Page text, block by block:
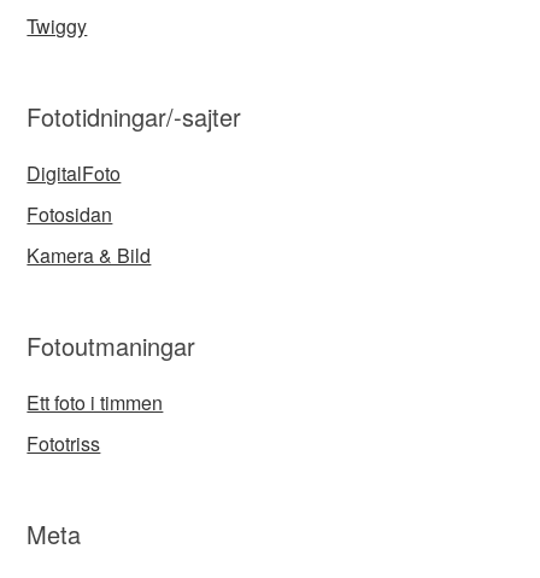
Twiggy
Fototidningar/-sajter
DigitalFoto
Fotosidan
Kamera & Bild
Fotoutmaningar
Ett foto i timmen
Fototriss
Meta